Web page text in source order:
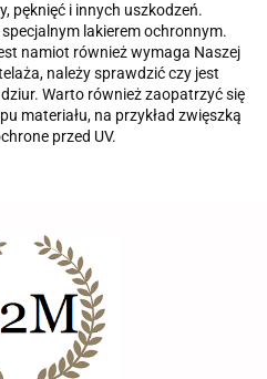
pęknięć i innych uszkodzeń.
lakierem ochronnym.
namiot również wymaga Naszej
należy sprawdzić czy jest
Warto również zaopatrzyć się
materiału, na przykład zwięszką
przed UV.